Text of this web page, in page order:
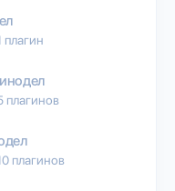
плагин
плагинов
плагинов